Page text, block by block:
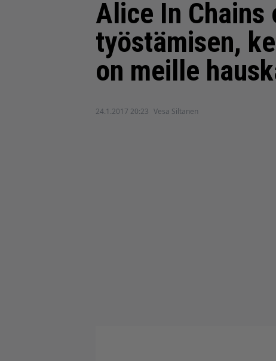
Alice In
työstämisen,
on meille
24.1.2017 20:23 Vesa Siltanen